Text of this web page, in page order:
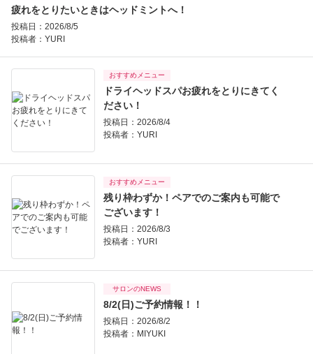
疲れをとりたいときはヘッドミントへ！
投稿日：2026/8/5
投稿者： YURI
おすすめメニュー
ドライヘッドスパお疲れをとりにきてく
ださい！
投稿日：2026/8/4
投稿者： YURI
おすすめメニュー
残り枠わずか！ペアでのご案内も可能で
ございます！
投稿日：2026/8/3
投稿者： YURI
サロンのNEWS
8/2(日)ご予約情報！！
投稿日：2026/8/2
投稿者： MIYUKI